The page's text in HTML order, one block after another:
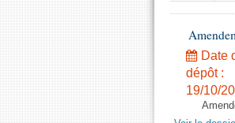
Date
dépôt :
19/10/